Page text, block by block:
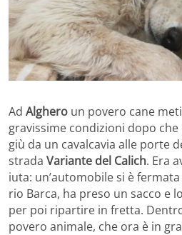
Ad Alghero un povero cane
gravissime condizioni dopo
giù da un cavalcavia alle porte
strada Variante del Calich. Era
iuta: un’automobile si è
rio Barca, ha preso un sacco e
per poi ripartire in fretta.
povero animale, che ora è in